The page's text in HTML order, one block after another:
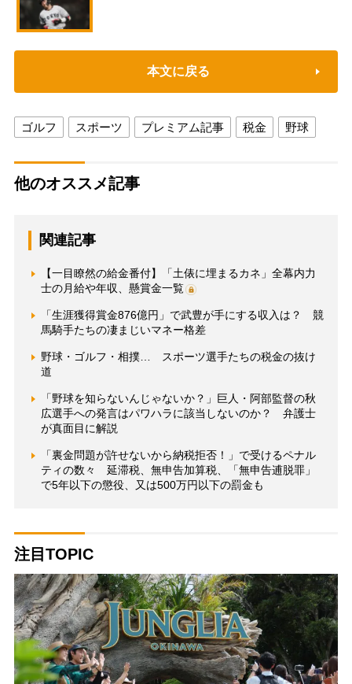
本文に戻る
ゴルフ スポーツ プレミアム記事 税金 野球
他のオススメ記事
関連記事
【一目瞭然の給金番付】「土俵に埋まるカネ」全幕内力
士の月給や年収、懸賞金一覧
「生涯獲得賞金876億円」で武豊が手にする収入は？ 競
馬騎手たちの凄まじいマネー格差
野球・ゴルフ・相撲… スポーツ選手たちの税金の抜け
道
「野球を知らないんじゃないか？」巨人・阿部監督の秋
広選手への発言はパワハラに該当しないのか？ 弁護士
が真面目に解説
「裏金問題が許せないから納税拒否！」で受けるペナル
ティの数々 延滞税、無申告加算税、「無申告逋脱罪」
で5年以下の懲役、又は500万円以下の罰金も
注目TOPIC